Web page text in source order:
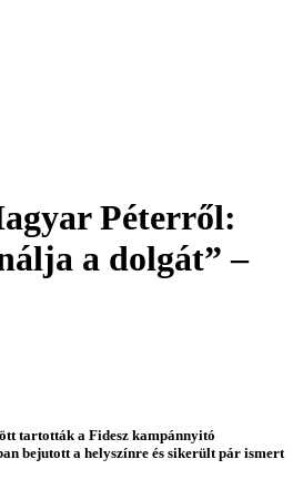
Péterről:
a dolgát” –
tartották a Fidesz kampánnyitó
bejutott a helyszínre és sikerült pár ismert